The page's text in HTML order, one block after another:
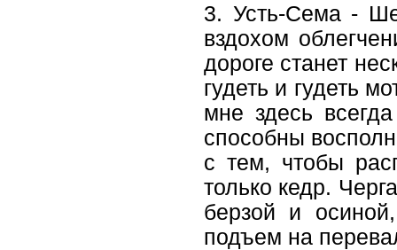
3. Усть-Сема -
вздохом
дороге станет
гудеть и гудеть
мне здесь
способны
с тем, чтобы
только кедр.
берзой и
подъем на